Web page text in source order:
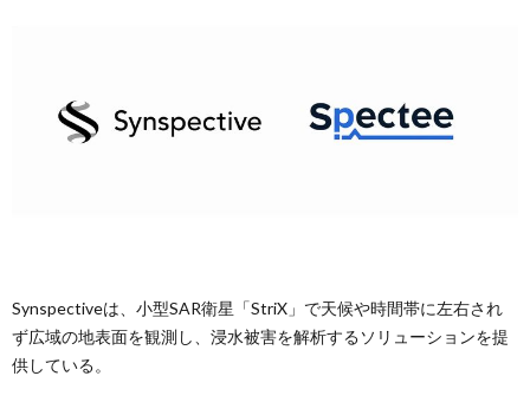
Synspectiveは、小型SAR衛星「StriX」で天候や時間帯に左右され
ず広域の地表面を観測し、浸水被害を解析するソリューションを提
供している。